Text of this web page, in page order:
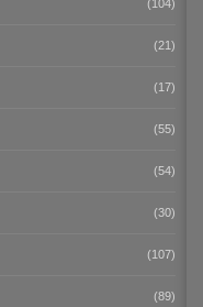
(104)
(21)
(17)
(55)
(54)
(30)
(107)
(89)